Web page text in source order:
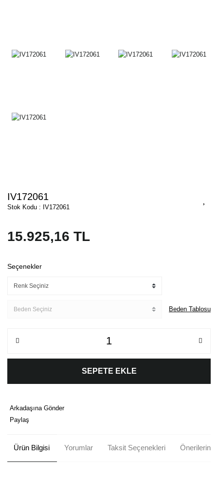
IV172061
Stok Kodu : IV172061
15.925,16 TL
Seçenekler
Beden Tablosu
SEPETE EKLE
Arkadaşına Gönder
Paylaş
Ürün Bilgisi Yorumlar Taksit Seçenekleri Önerileriniz